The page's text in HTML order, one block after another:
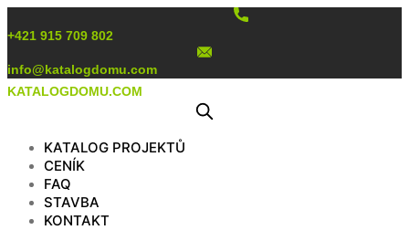
obsah
+421 915 709 802
info@katalogdomu.com
KATALOGDOMU.COM
KATALOG PROJEKTŮ
CENÍK
FAQ
STAVBA
KONTAKT